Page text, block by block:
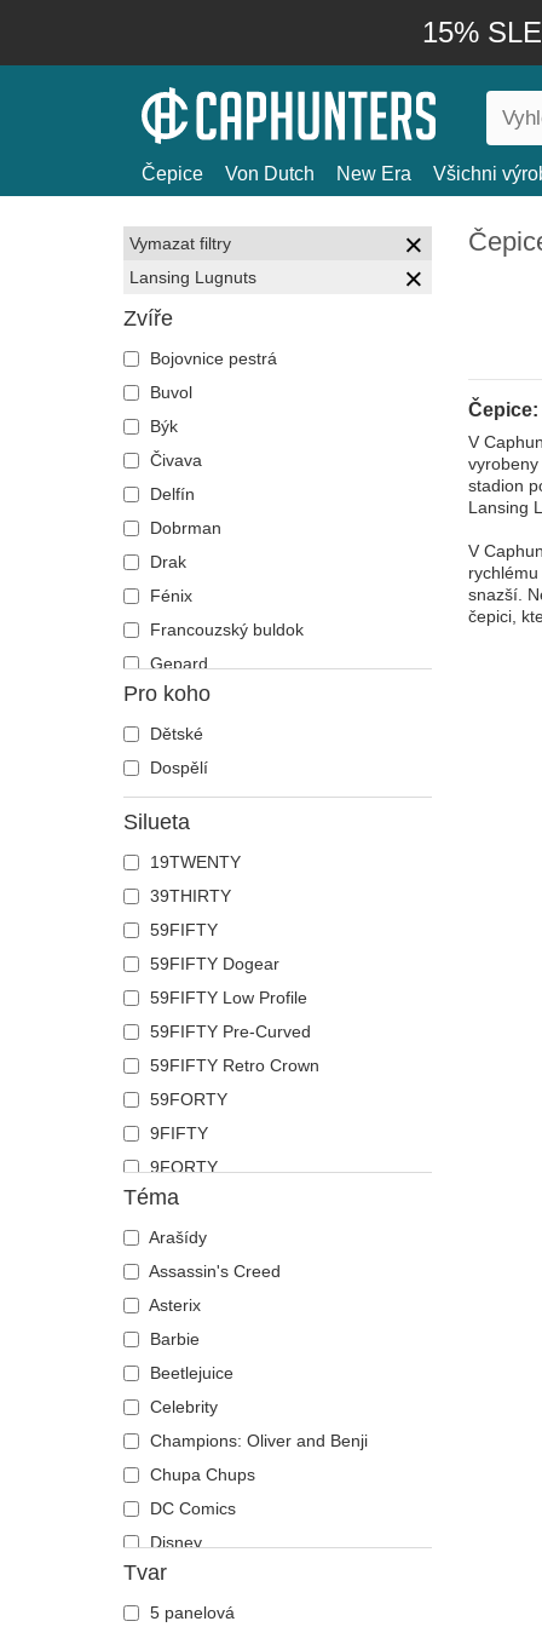
15%
Čepice Von Dutch New Era Všichni
Vymazat filtry
Lansing Lugnuts
Zvíře
Bojovnice pestrá
Buvol
Býk
Čivava
Delfín
Dobrman
Drak
Fénix
Francouzský buldok
Gepard
Had
Havran
Holub
Hroch
Humr
Jednorožec
Jelen
Ještěrka
Kachna
Kočka
Kohout
Kojot
Koza
Krab
Kráva
Krokodýl
Kůň
Kuřátko
Labradorský retrívr
Lebka
Lev
Liška
Los
Lvice
Medvěd
Motýl
Mravenec
Myš
Pro koho
Dětské
Dospělí
Silueta
19TWENTY
39THIRTY
59FIFTY
59FIFTY Dogear
59FIFTY Low Profile
59FIFTY Pre-Curved
59FIFTY Retro Crown
59FORTY
9FIFTY
9FORTY
9FORTY APEX
9FORTY M-Crown
9SEVENTY
9TWENTY
A Frame
Casual Classic
E Frame
Open Back
Runner
The 90s
The Ball
The Retro
The Snap
Téma
Arašídy
Assassin's Creed
Asterix
Barbie
Beetlejuice
Celebrity
Champions: Oliver and Benji
Chupa Chups
DC Comics
Disney
Dragon Ball
Harry Potter
Tvar
5 panelová
V
stadion
Lansing
V
snazší.
čepici,